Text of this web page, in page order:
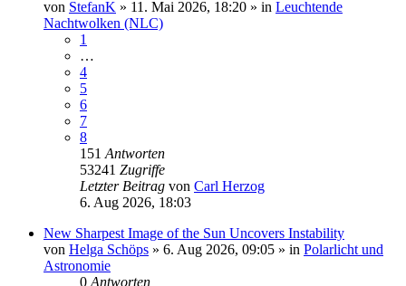
von StefanK » 11. Mai 2026, 18:20 » in Leuchtende
Nachtwolken (NLC)
1
…
4
5
6
7
8
151 Antworten
53241 Zugriffe
Letzter Beitrag von Carl Herzog
6. Aug 2026, 18:03
New Sharpest Image of the Sun Uncovers Instability
von Helga Schöps » 6. Aug 2026, 09:05 » in Polarlicht und
Astronomie
0 Antworten